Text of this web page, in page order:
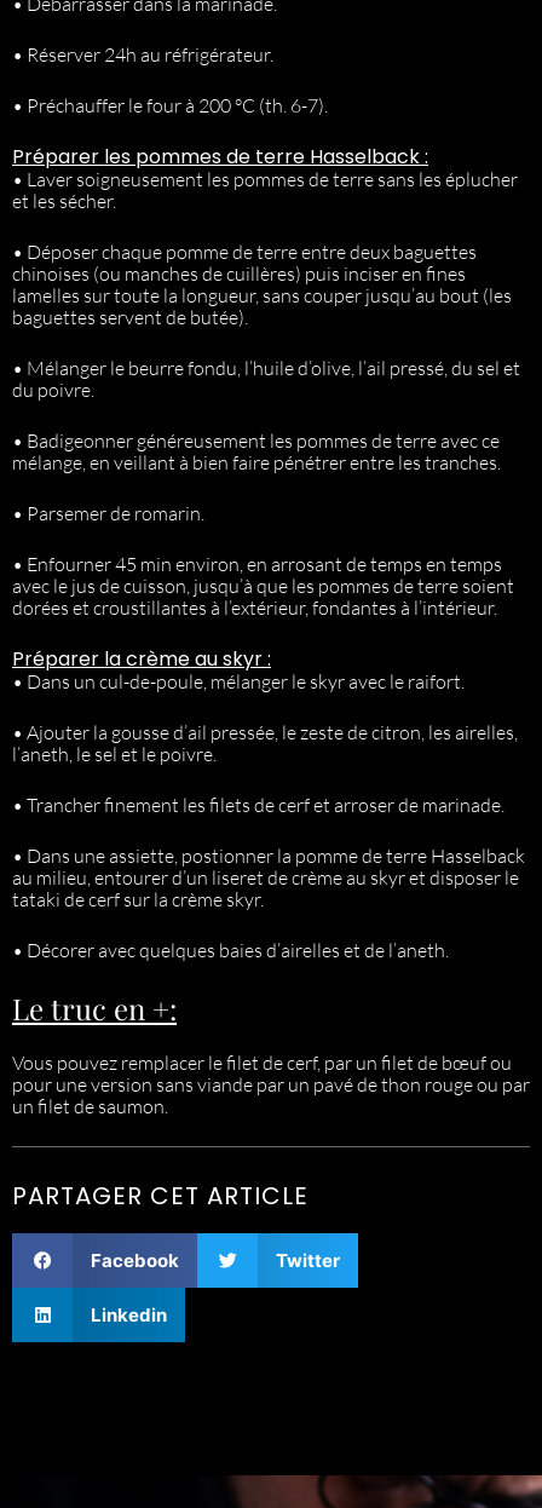
• Réserver 24h au réfrigérateur.
• Préchauffer le four à 200 °C (th. 6-7).
Préparer les pommes de terre Hasselback :
• Laver soigneusement les pommes de terre sans les éplucher
et les sécher.
• Déposer chaque pomme de terre entre deux baguettes
chinoises (ou manches de cuillères) puis inciser en fines
lamelles sur toute la longueur, sans couper jusqu’au bout (les
baguettes servent de butée).
• Mélanger le beurre fondu, l’huile d’olive, l’ail pressé, du sel et
du poivre.
• Badigeonner généreusement les pommes de terre avec ce
mélange, en veillant à bien faire pénétrer entre les tranches.
• Parsemer de romarin.
• Enfourner 45 min environ, en arrosant de temps en temps
avec le jus de cuisson, jusqu’à que les pommes de terre soient
dorées et croustillantes à l’extérieur, fondantes à l’intérieur.
Préparer la crème au skyr :
• Dans un cul-de-poule, mélanger le skyr avec le raifort.
• Ajouter la gousse d’ail pressée, le zeste de citron, les airelles,
l’aneth, le sel et le poivre.
• Trancher finement les filets de cerf et arroser de marinade.
• Dans une assiette, postionner la pomme de terre Hasselback
au milieu, entourer d’un liseret de crème au skyr et disposer le
tataki de cerf sur la crème skyr.
• Décorer avec quelques baies d’airelles et de l’aneth.
Le truc en +:
Vous pouvez remplacer le filet de cerf, par un filet de bœuf ou
pour une version sans viande par un pavé de thon rouge ou par
un filet de saumon.
PARTAGER CET ARTICLE
Facebook Twitter
Linkedin